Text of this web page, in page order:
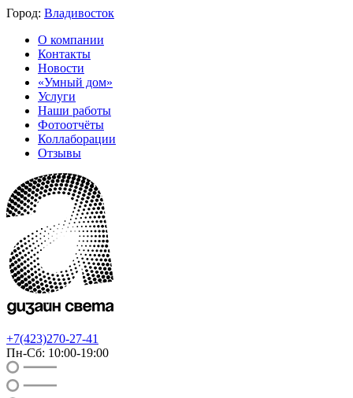
Город: Владивосток
О компании
Контакты
Новости
«Умный дом»
Услуги
Наши работы
Фотоотчёты
Коллаборации
Отзывы
+7(423)270-27-41
Пн-Сб: 10:00-19:00